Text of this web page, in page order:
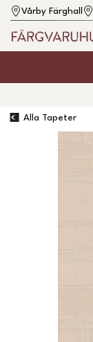
Vårby Färghall
Alla Tapeter